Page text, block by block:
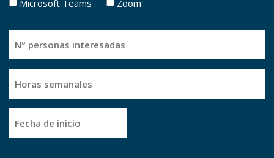
Microsoft Teams Zoom
personas
interesadas
semanales
de
MM
barra